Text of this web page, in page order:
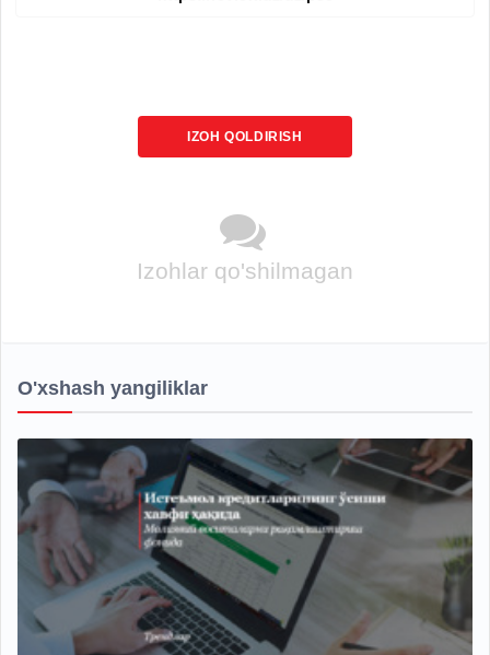
IZOH QOLDIRISH
Izohlar qo'shilmagan
O'xshash yangiliklar